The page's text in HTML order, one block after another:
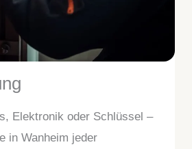
Elektronik oder Schlüssel –
in Wanheim jeder